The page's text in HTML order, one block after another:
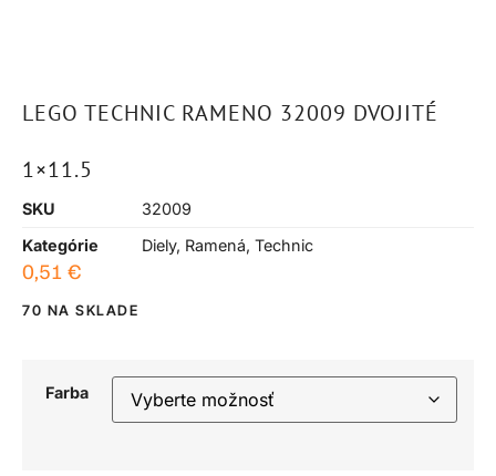
LEGO TECHNIC RAMENO 32009 DVOJITÉ
1×11.5
SKU
32009
Kategórie
Diely, Ramená, Technic
0,51 €
70 NA SKLADE
Farba